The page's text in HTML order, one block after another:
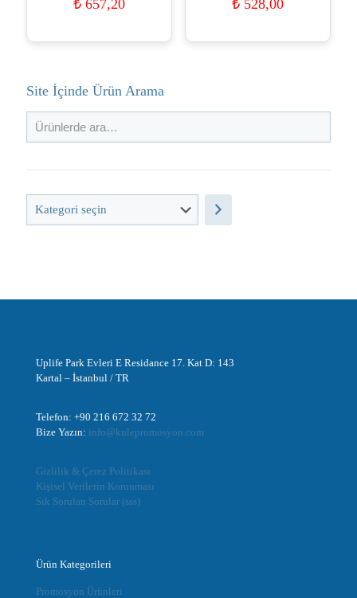
₺ 657,20 ₺528,00
Site İçinde Ürün Arama
Kategori
Uplife Park Evleri E Residance 17. Kat D: 143
Kartal – İstanbul / TR
Telefon: +90 216 672 32 72
Bize Yazın: info@kulepromosyon.com
Gizlilik & Çerez Politikası
Kişisel Verilerin Korunması
Sık Sorulan Sorular (sss)
Ürün Kategorileri
Promosyon Ürünleri